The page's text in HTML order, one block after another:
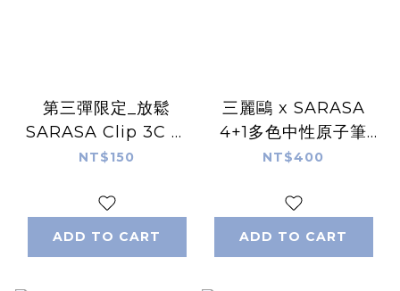
第三彈限定_放鬆
SARASA Clip 3C 三
色中性圓珠筆｜日本
NT$150
ADD TO CART
三麗鷗 x SARASA
4+1多色中性原子筆
0.5mm｜日本Sanrio
NT$400
ADD TO CART